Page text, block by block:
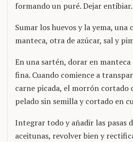
formando un puré. Dejar entibiar.
Sumar los huevos y la yema, una
manteca, otra de azúcar, sal y
En una sartén, dorar en
fina. Cuando comience a
carne picada, el morrón cortado
pelado sin semilla y cortado en
Integrar todo y añadir las pasas
aceitunas, revolver bien y